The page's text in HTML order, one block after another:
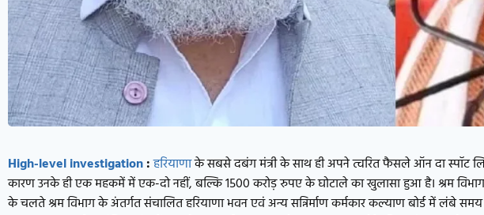
High-level investigation:हरियाणाके सबसे दबंग मंत्री के साथ ही अपने त्वरित फैसले ऑन दा स्पॉट
कारण उनके ही एक महकमें में एक-दो नहीं, बल्कि 1500 करोड़ रुपए के घोटाले का खुलासा हुआ है। श्रम विभाग
के चलते श्रम विभाग के अंतर्गत संचालित हरियाणा भवन एवं अन्य सन्निर्माण कर्मकार कल्याण बोर्ड में लंबे